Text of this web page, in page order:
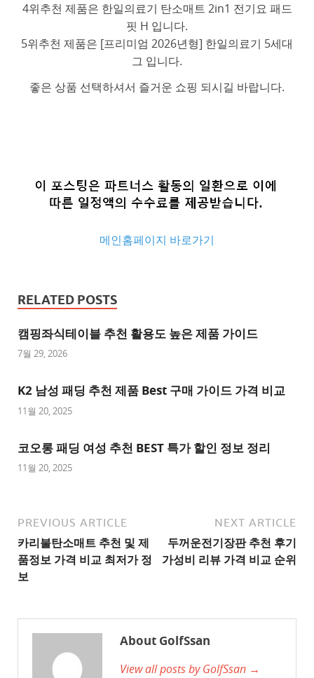
4위추천 제품은 한일의료기 탄소매트 2in1 전기요 패드
핏 H 입니다.
5위추천 제품은 [프리미엄 2026년형] 한일의료기 5세대
그 입니다.
좋은 상품 선택하셔서 즐거운 쇼핑 되시길 바랍니다.
메인홈페이지 바로가기
사
이
트
천
사
트
1
사
이
트
2
천
RELATED POSTS
캠핑좌식테이블 추천 활용도 높은 제품 가이드
7월 29, 2026
K2 남성 패딩 추천 제품 Best 구매 가이드 가격 비교
11월 20, 2025
코오롱 패딩 여성 추천 BEST 특가 할인 정보 정리
11월 20, 2025
PREVIOUS ARTICLE
카리불탄소매트 추천 및 제
품정보 가격 비교 최저가 정
보
NEXT ARTICLE
두꺼운전기장판 추천 후기
가성비 리뷰 가격 비교 순위
About GolfSsan
View all posts by GolfSsan →